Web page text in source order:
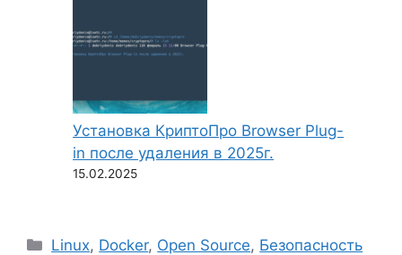
Установка КриптоПро Browser Plug-
in после удаления в 2025г.
15.02.2025
Рубрики
Linux, Docker, Open Source, Безопасность